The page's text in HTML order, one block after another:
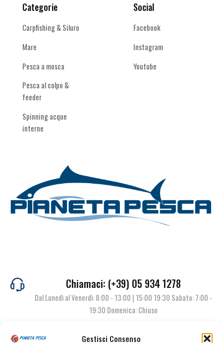
Gestisci Consenso
Categorie
Carpfishing & Siluro
Mare
Pesca a mosca
Pesca al colpo &
feeder
Spinning acque
interne
Social
Facebook
Instagram
Youtube
Chiamaci: (+39) 05 934 1278
Dal Lunedì al Venerdì: 8:00 - 13:00 | 15:00 19:30 Sabato: 7:00 -
19:30 Domenica: Chiuso